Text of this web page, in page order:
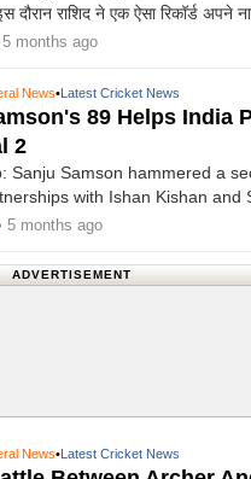
राशिद ने एक ऐसा रिकॉर्ड अपने
months ago
News•Latest Cricket News
89 Helps India
2
Sanju Samson hammered a
with Ishan Kishan and
20 overs against England in
5 months ago
ADVERTISEMENT
News•Latest Cricket News